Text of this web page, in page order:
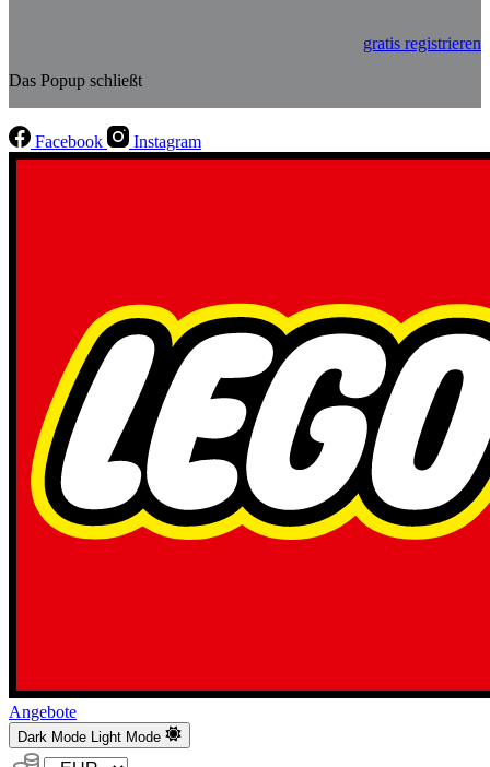
gratis registrieren
Das Popup schließt
Facebook Instagram
Angebote
Dark Mode Light Mode
Währung: